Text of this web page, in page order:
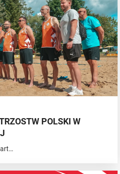
POLSKI W